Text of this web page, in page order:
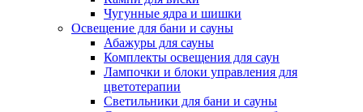
Чугунные ядра и шишки
Освещение для бани и сауны
Абажуры для сауны
Комплекты освещения для саун
Лампочки и блоки управления для
цветотерапии
Светильники для бани и сауны